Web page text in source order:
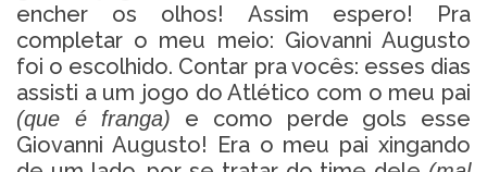
encher os olhos! Assim espero! Pra
completar o meu meio: Giovanni Augusto
foi o escolhido. Contar pra vocês: esses dias
assisti a um jogo do Atlético com o meu pai
(que é franga)
e como perde gols esse
Giovanni Augusto! Era o meu pai xingando